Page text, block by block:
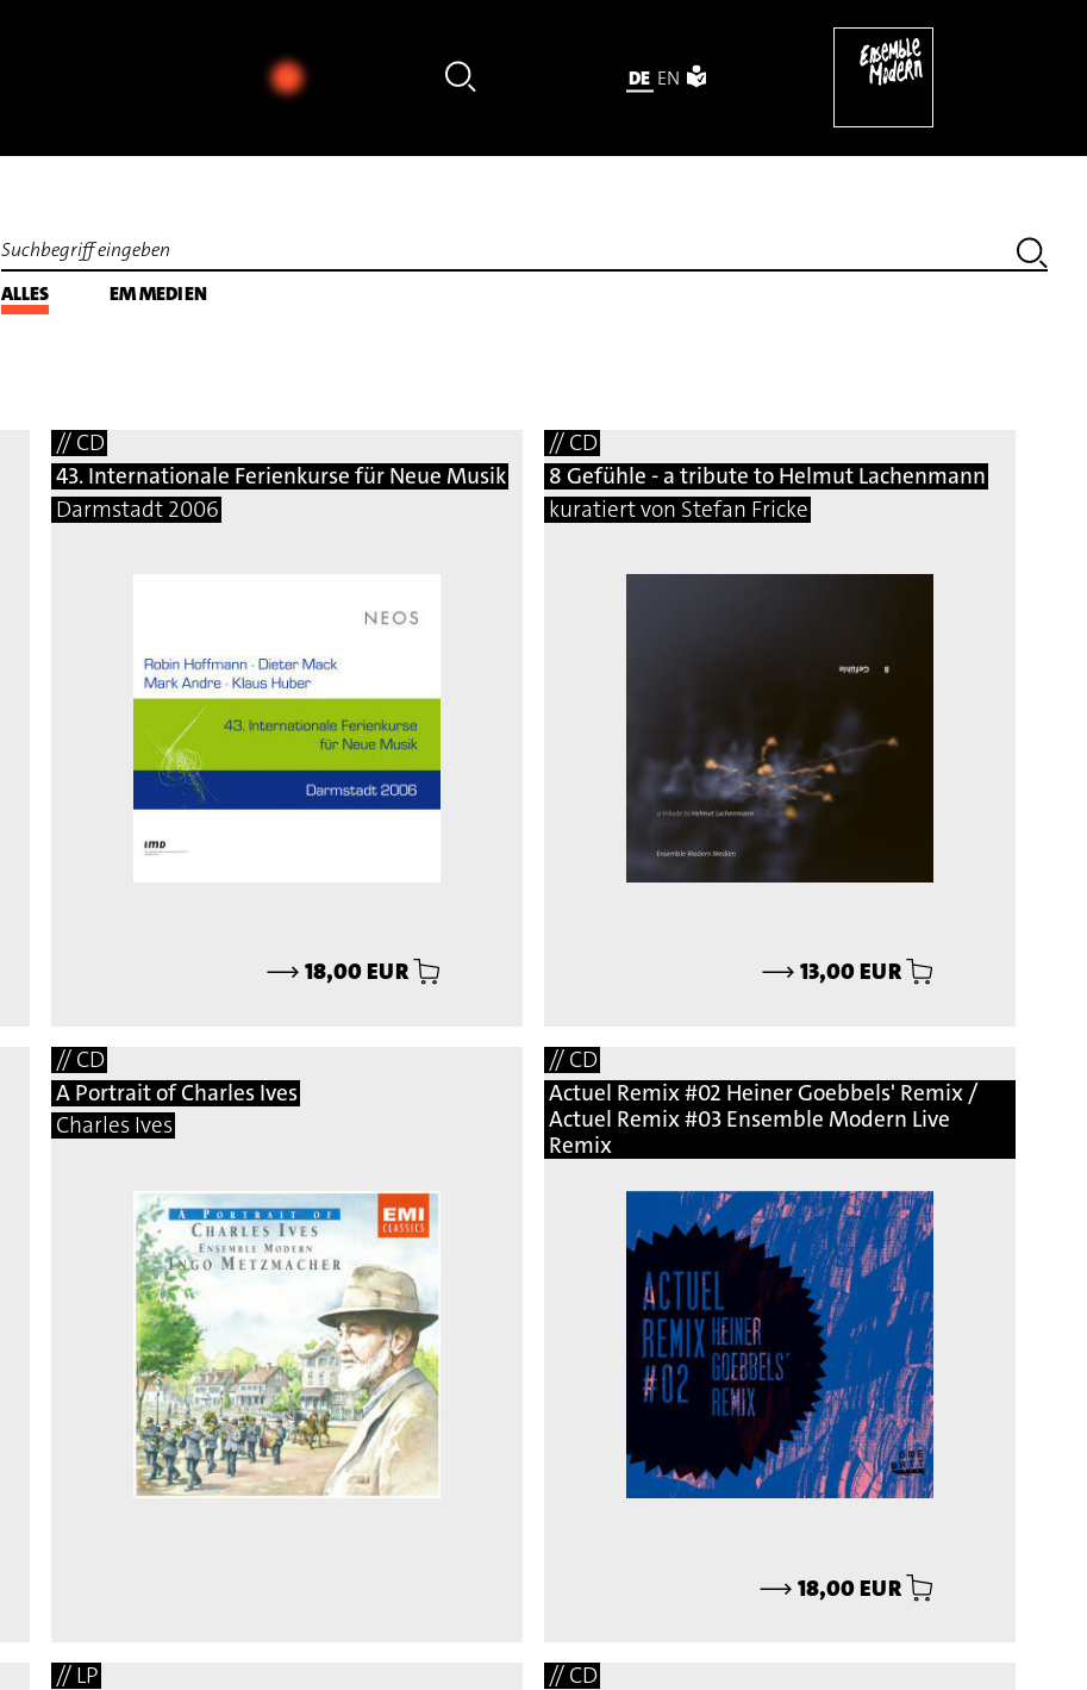
DE EN
ALLES EM MEDIEN
// CD
43. Internationale Ferienkurse für Neue Musik
Darmstadt 2006
⟶ 18,00 EUR
// CD
8 Gefühle - a tribute to Helmut Lachenmann
kuratiert von Stefan Fricke
⟶ 13,00 EUR
// CD
A Portrait of Charles Ives
Charles Ives
// CD
Actuel Remix #02 Heiner Goebbels' Remix /
Actuel Remix #03 Ensemble Modern Live
Remix
⟶ 18,00 EUR
// LP
// CD